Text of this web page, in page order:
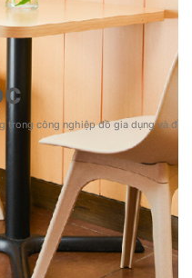
trong công nghiệp đồ gia dụng và đồ